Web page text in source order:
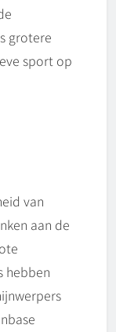
grotere
sport op
van
aan de
hebben